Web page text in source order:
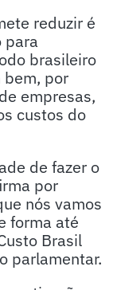
reduzir é
para
brasileiro
bem, por
empresas,
custos do
de fazer o
por
nós vamos
forma até
Brasil
parlamentar.